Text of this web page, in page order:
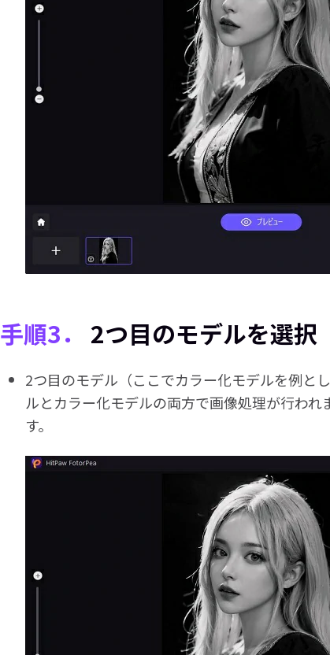
手順3． 2つ目のモデルを選択
2つ目のモデル（ここでカラー化モデルを例と
ルとカラー化モデルの両方で画像処理が行わ
す。